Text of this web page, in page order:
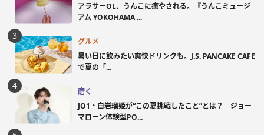
アラサーOL、うんこに癒やされる。『うんこミュージ
アム YOKOHAMA ...
グルメ
暑い日に飲みたい爽快ドリンクも。J.S. PANCAKE CAFE
で夏の「...
磨く
JO1・白岩瑠姫が“この夏挑戦したこと”とは？ ジョー
マローン体験型PO...